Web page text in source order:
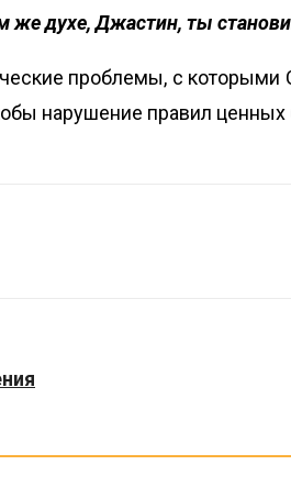
духе, Джастин, ты
проблемы, с
нарушение правил ценных